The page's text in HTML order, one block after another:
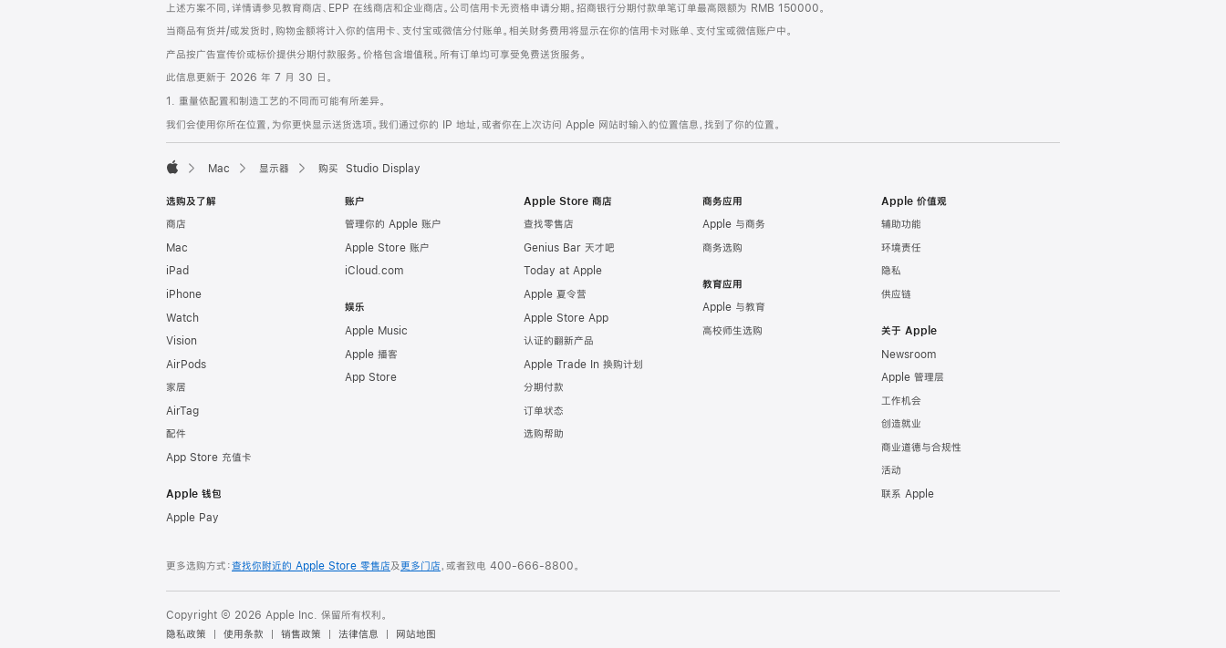
上述方案不同，详情请参见教育商店、EPP 在线商店和企业商店。公司信用卡无资格申请分期。招商银行分期付款单笔订单最高限额为 RMB 150000。
当商品有货并/或发货时，购物金额将计入你的信用卡、支付宝或微信分付账单。相关财务费用将显示在你的信用卡对账单、支付宝或微信账户中。
产品按广告宣传价或标价提供分期付款服务。价格包含增值税。所有订单均可享受免费送货服务。
此信息更新于 2026 年 7 月 30 日。
1. 重量依配置和制造工艺的不同而可能有所差异。
我们会使用你所在位置，为你更快显示送货选项。我们通过你的 IP 地址，或者你在上次访问 Apple 网站时输入的位置信息，找到了你的位置。
Mac 显示器 购买 Studio Display
选购及了解
商店
Mac
iPad
iPhone
Watch
Vision
AirPods
家居
AirTag
配件
App Store 充值卡
Apple 钱包
Apple Pay
账户
管理你的 Apple 账户
Apple Store 账户
iCloud.com
娱乐
Apple Music
Apple 播客
App Store
Apple Store 商店
查找零售店
Genius Bar 天才吧
Today at Apple
Apple 夏令营
Apple Store App
认证的翻新产品
Apple Trade In 换购计划
分期付款
订单状态
选购帮助
商务应用
Apple 与商务
商务选购
教育应用
Apple 与教育
高校师生选购
Apple 价值观
辅助功能
环境责任
隐私
供应链
关于 Apple
Newsroom
Apple 管理层
工作机会
创造就业
商业道德与合规性
活动
联系 Apple
更多选购方式：查找你附近的 Apple Store 零售店及更多门店，或者致电 400-666-8800。
Copyright © 2026 Apple Inc. 保留所有权利。
隐私政策
使用条款 销售政策 法律信息 网站地图